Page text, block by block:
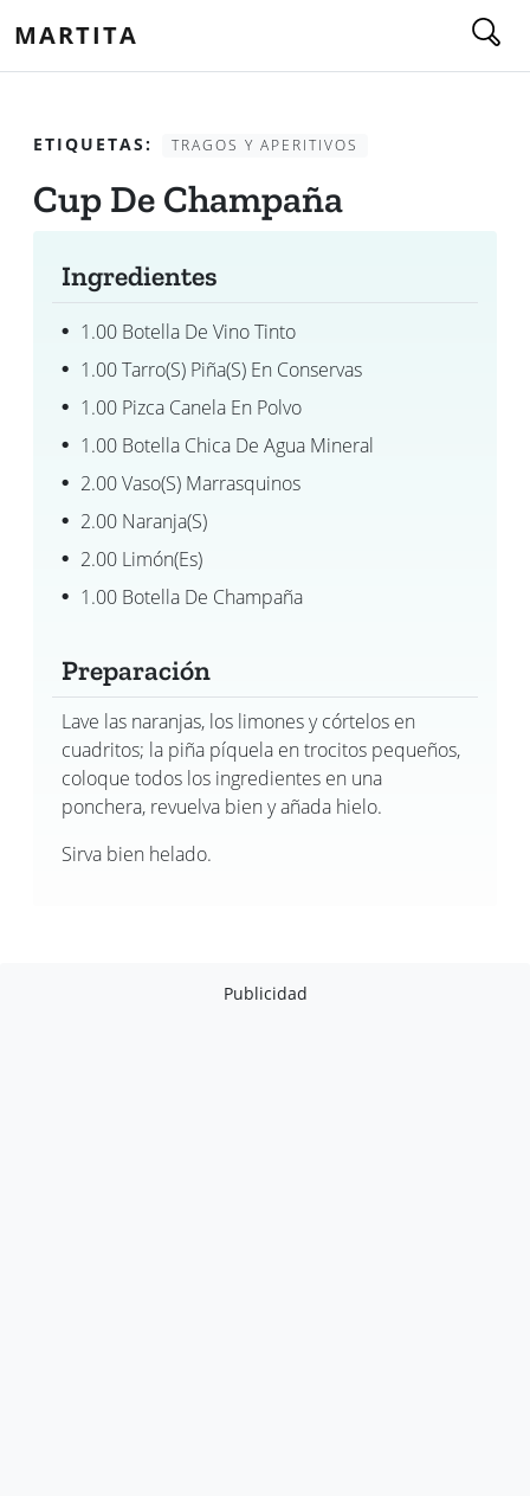
MARTITA
ETIQUETAS: TRAGOS Y APERITIVOS
Cup De Champaña
Ingredientes
1.00 Botella De Vino Tinto
1.00 Tarro(s) Piña(s) En Conservas
1.00 Pizca Canela En Polvo
1.00 Botella Chica De Agua Mineral
2.00 Vaso(s) Marrasquinos
2.00 Naranja(s)
2.00 Limón(es)
1.00 Botella De Champaña
Preparación
Lave las naranjas, los limones y córtelos en
cuadritos; la piña píquela en trocitos pequeños,
coloque todos los ingredientes en una
ponchera, revuelva bien y añada hielo.
Sirva bien helado.
Publicidad